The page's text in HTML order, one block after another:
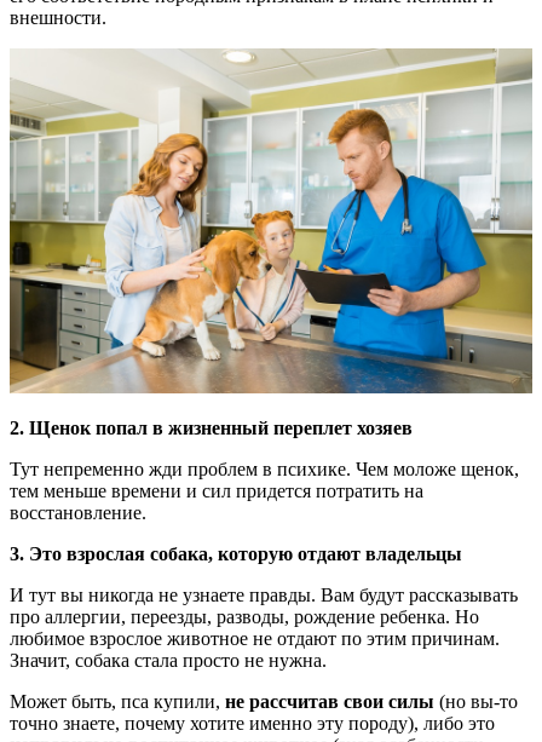
внешности.
2. Щенок попал в жизненный переплет хозяев
Тут непременно жди проблем в психике. Чем моложе щенок,
тем меньше времени и сил придется потратить на
восстановление.
3. Это взрослая собака, которую отдают владельцы
И тут вы никогда не узнаете правды. Вам будут рассказывать
про аллергии, переезды, разводы, рождение ребенка. Но
любимое взрослое животное не отдают по этим причинам.
Значит, собака стала просто не нужна.
Может быть, пса купили, не рассчитав свои силы (но вы-то
точно знаете, почему хотите именно эту породу), либо это